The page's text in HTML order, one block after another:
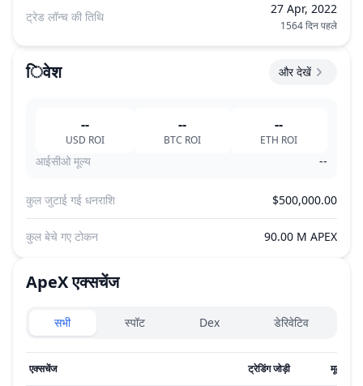
ट्रेड लॉन्च की तिथि
27 Apr, 2022
1564 दिन पहले
िवेश और देखें
--
USD ROI
--
BTC ROI
--
ETH ROI
आईसीओ मूल्य --
कुल जुटाई गई धनराशि $500,000.00
कुल बेचे गए टोकन 90.00 M APEX
ApeXएक्सचेंज
Exchanges type
सभी स्पॉट Dex डेरिवेटिव
एक्सचेंज ट्रेडिंग जोड़ी मूल्य